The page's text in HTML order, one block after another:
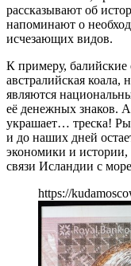
рассказывают об
напоминают о
исчезающих видов.
К примеру, балийские
австралийская коала,
являются
её денежных знаков.
украшает… треска!
и до наших дней
экономики и истории,
связи Исландии с
https://